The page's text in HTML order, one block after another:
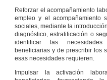
Causas de
resolución del
Programa Integrado
y Personal de
Inclusión.
Artículo 125
información.
Reforzar el acompañamiento
empleo y el acompañamiento
sociales, mediante la
diagnóstico, estratificación o
identificar las
beneficiarias y de prescribir los
esas necesidades requieren.
Impulsar la activación